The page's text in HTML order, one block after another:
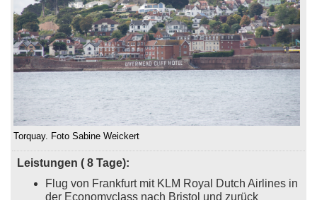
Torquay. Foto Sabine Weickert
Leistungen ( 8 Tage):
Flug von Frankfurt mit KLM Royal Dutch Airlines in
der Economyclass nach Bristol und zurück